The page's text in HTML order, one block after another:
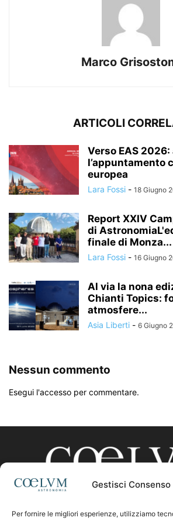
Gestisci Consenso
Per fornire le migliori esperienze, utilizziamo
Marco
ARTICOLI
Verso EAS 2026:
l’appuntamento
europea
Lara Fossi - 18 Giugno
Report XXIV
di
finale di Monza...
Lara Fossi - 16 Giugno
Al via la nona
Chianti Topics:
atmosfere...
Asia Liberti - 6 Giugno
Nessun commento
Esegui l'accesso per commentare.